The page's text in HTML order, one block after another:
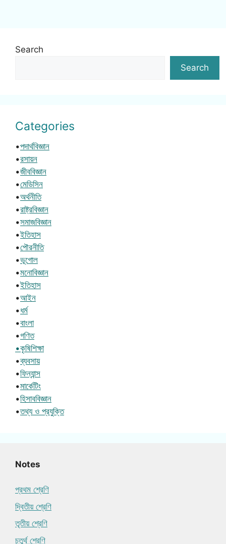
Search
Search
Categories
•পদার্থবিজ্ঞান
•রসায়ন
•জীববিজ্ঞান
•মেডিসিন
•অর্থনীতি
•রাষ্ট্রবিজ্ঞান
•সমাজবিজ্ঞান
•ইতিহাস
•পৌরনীতি
•ভূগোল
•মনোবিজ্ঞান
•ইতিহাস
•আইন
•ধর্ম
•বাংলা
•গণিত
•কৃষিশিক্ষা
•ব্যবসায়
•ফিন্যান্স
•মার্কেটিং
•হিসাববিজ্ঞান
•তথ্য ও প্রযুক্তি
Notes
প্রথম শ্রেণি
দ্বিতীয় শ্রেণি
তৃতীয় শ্রেণি
চতুর্থ শ্রেণি